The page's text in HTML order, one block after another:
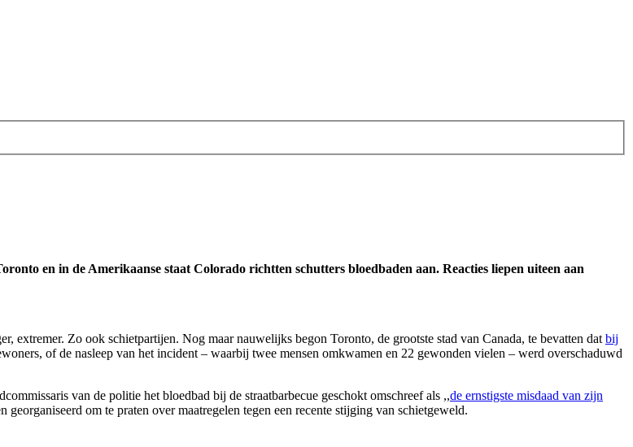
en in de Amerikaanse staat Colorado richtten schutters bloedbaden aan. Reacties liepen uiteen aan
extremer. Zo ook schietpartijen. Nog maar nauwelijks begon Toronto, de grootste stad van Canada, te bevatten datbij
of de nasleep van het incident – waarbij twee mensen omkwamen en 22 gewonden vielen – werd overschaduwd
van de politie het bloedbad bij de straatbarbecue geschokt omschreef als ,,de ernstigste misdaad van zijn
georganiseerd om te praten over maatregelen tegen een recente stijging van schietgeweld.